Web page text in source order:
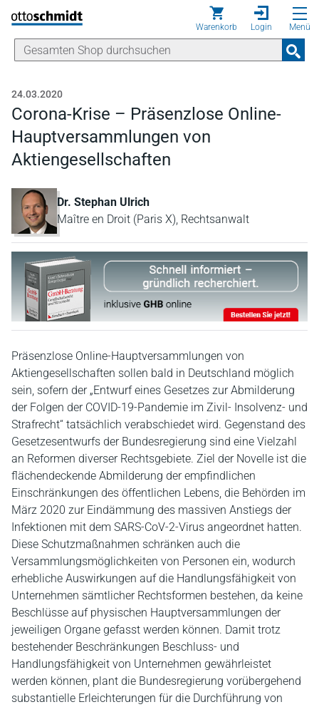
Direkt zum Inhalt
Warenkorb Login Menü
24.03.2020
Corona-Krise – Präsenzlose Online-
Hauptversammlungen von
Aktiengesellschaften
Dr. Stephan Ulrich
Maître en Droit (Paris X), Rechtsanwalt
Präsenzlose Online-Hauptversammlungen von
Aktiengesellschaften sollen bald in Deutschland möglich
sein, sofern der „Entwurf eines Gesetzes zur Abmilderung
der Folgen der COVID-19-Pandemie im Zivil- Insolvenz- und
Strafrecht“ tatsächlich verabschiedet wird. Gegenstand des
Gesetzesentwurfs der Bundesregierung sind eine Vielzahl
an Reformen diverser Rechtsgebiete. Ziel der Novelle ist die
flächendeckende Abmilderung der empfindlichen
Einschränkungen des öffentlichen Lebens, die Behörden im
März 2020 zur Eindämmung des massiven Anstiegs der
Infektionen mit dem SARS-CoV-2-Virus angeordnet hatten.
Diese Schutzmaßnahmen schränken auch die
Versammlungsmöglichkeiten von Personen ein, wodurch
erhebliche Auswirkungen auf die Handlungsfähigkeit von
Unternehmen sämtlicher Rechtsformen bestehen, da keine
Beschlüsse auf physischen Hauptversammlungen der
jeweiligen Organe gefasst werden können. Damit trotz
bestehender Beschränkungen Beschluss- und
Handlungsfähigkeit von Unternehmen gewährleistet
werden können, plant die Bundesregierung vorübergehend
substantielle Erleichterungen für die Durchführung von